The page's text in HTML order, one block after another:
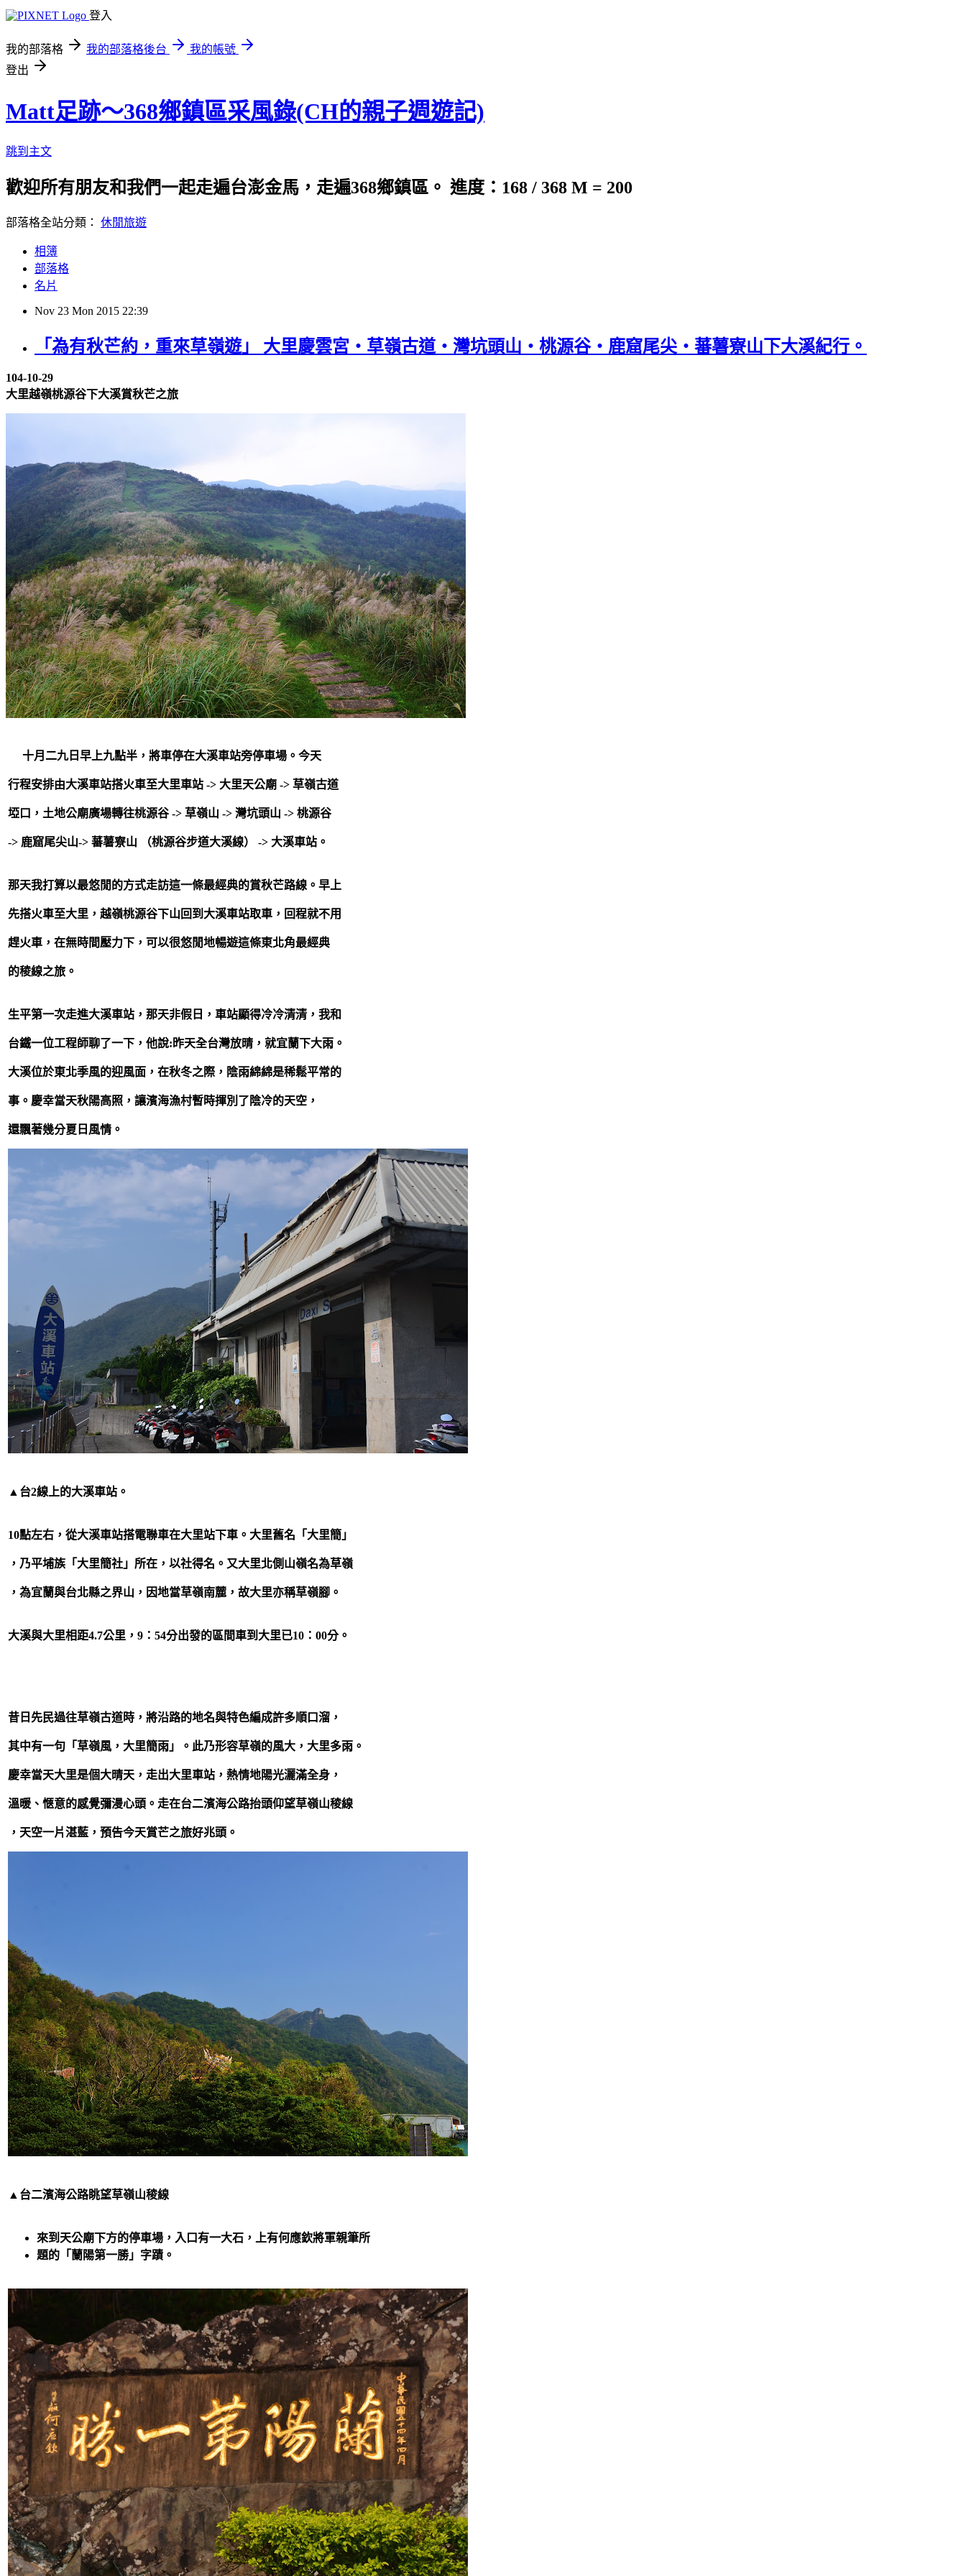
登入
我的部落格 我的部落格後台
我的帳號
登出
Matt足跡～368鄉鎮區采風錄(CH的親子週遊記)
跳到主文
歡迎所有朋友和我們一起走遍台澎金馬，走遍368鄉鎮區。 進度：168 / 368 M = 200
部落格全站分類： 休閒旅遊
相簿
部落格
名片
Nov 23 Mon 2015 22:39
「為有秋芒約，重來草嶺遊」 大里慶雲宮‧草嶺古道‧灣坑頭山‧桃源谷‧鹿窟尾尖‧蕃薯寮山下大溪紀行。
104-10-29
大里越嶺桃源谷下大溪賞秋芒之旅
十月二九日早上九點半，將車停在大溪車站旁停車場。今天
行程安排由大溪車站搭火車至大里車站 -> 大里天公廟 -> 草嶺古道
埡口，土地公廟廣場轉往桃源谷 -> 草嶺山 -> 灣坑頭山 -> 桃源谷
-> 鹿窟尾尖山-> 蕃薯寮山 （桃源谷步道大溪線） -> 大溪車站。
那天我打算以最悠閒的方式走訪這一條最經典的賞秋芒路線。早上
先搭火車至大里，越嶺桃源谷下山回到大溪車站取車，回程就不用
趕火車，在無時間壓力下，可以很悠閒地暢遊這條東北角最經典
的稜線之旅。
生平第一次走進大溪車站，那天非假日，車站顯得冷冷清清，我和
台鐵一位工程師聊了一下，他說:昨天全台灣放晴，就宜蘭下大雨。
大溪位於東北季風的迎風面，在秋冬之際，陰雨綿綿是稀鬆平常的
事。慶幸當天秋陽高照，讓濱海漁村暫時揮別了陰冷的天空，
還飄著幾分夏日風情 。
▲台2線上的大溪車站。
10點左右，從大溪車站搭電聯車在大里站下車。大里舊名「大里簡」
，乃平埔族「大里簡社」所在，以社得名。又大里北側山嶺名為草嶺
，為宜蘭與台北縣之界山，因地當草嶺南麓，故大里亦稱草嶺腳。
大溪與大里相距4.7公里，9：54分出發的區間車到大里已10：00分。
昔日先民過往草嶺古道時，將沿路的地名與特色編成許多順口溜，
其中有一句「草嶺風，大里簡雨」。此乃形容草嶺的風大，大里多雨。
慶幸當天大里是個大晴天，走出大里車站，熱情地陽光灑滿全身，
溫暖、愜意的感覺彌漫心頭。走在台二濱海公路抬頭仰望草嶺山稜線
，天空一片湛藍，預告今天賞芒之旅好兆頭。
▲台二濱海公路眺望草嶺山稜線
來到天公廟下方的停車場，入口有一大石，上有何應欽將軍親筆所
題的「蘭陽第一勝」字蹟。